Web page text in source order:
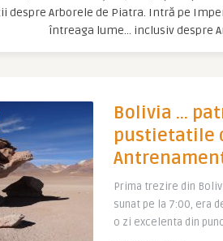
despre Arborele de Piatra. Intră pe
întreaga lume… inclusiv despre
Bolivia …
pustietatile
Prima trezire din
sunat pe la 7:00, era
o zi excelenta din